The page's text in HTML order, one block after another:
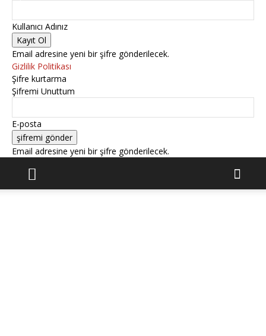
Kullanıcı Adınız
Email adresine yeni bir şifre gönderilecek.
Gizlilik Politikası
Şifre kurtarma
Şifremi Unuttum
E-posta
Email adresine yeni bir şifre gönderilecek.